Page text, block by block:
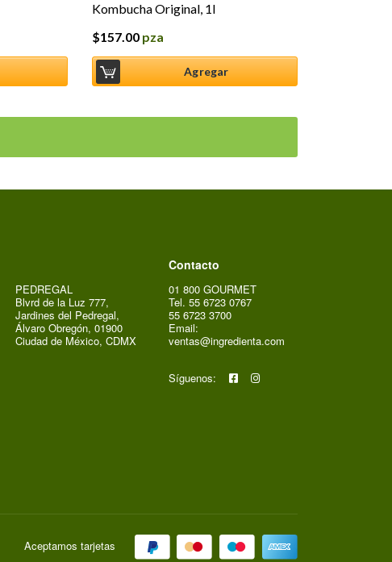
Kombucha Original, 1l
$157.00 pza
Agregar
PEDREGAL
Blvrd de la Luz 777,
Jardines del Pedregal,
Álvaro Obregón, 01900
Ciudad de México, CDMX
Contacto
01 800 GOURMET
Tel. 55 6723 0767
55 6723 3700
Email:
ventas@ingredienta.com
Síguenos:
Aceptamos tarjetas